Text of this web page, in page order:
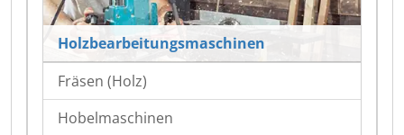
Holzbearbeitungsmaschinen
Fräsen (Holz)
Hobelmaschinen